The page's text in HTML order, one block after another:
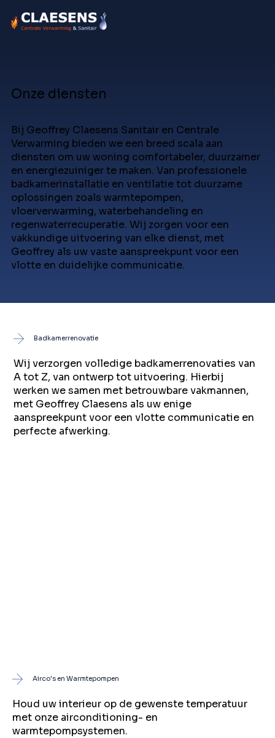
Onze diensten
Bij Geoffrey Claesens Sanitair en Centrale
Verwarming bieden we een breed scala aan
diensten om uw woning comfortabeler, duurzamer
en energiezuiniger te maken. Van professionele
badkamerinstallatie en ventilatie tot duurzame
oplossingen zoals warmtepompen,
vloerverwarming, waterbehandeling en
regenwaterrecuperatie. Wij zorgen voor een
vakkundige uitvoering van elke dienst, met
Geoffrey als uw vaste aanspreekpunt voor een
vlotte en duidelijke communicatie.
Airco's en Warmtepompen
Houd uw interieur op de gewenste temperatuur
met onze airconditioning- en
warmtepompsystemen.
Badkamerrenovatie
Wij verzorgen volledige badkamerrenovaties van
A tot Z, van ontwerp tot uitvoering. Hierbij
werken we samen met betrouwbare vakmannen,
met Geoffrey Claesens als uw enige
aanspreekpunt voor een vlotte communicatie en
perfecte afwerking.